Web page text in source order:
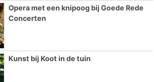
Opera met een knipoog bij Goede Rede
Concerten
Kunst bij Koot in de tuin